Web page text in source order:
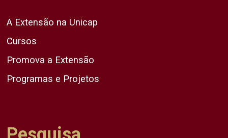
A Extensão na Unicap
Cursos
Promova a Extensão
Programas e Projetos